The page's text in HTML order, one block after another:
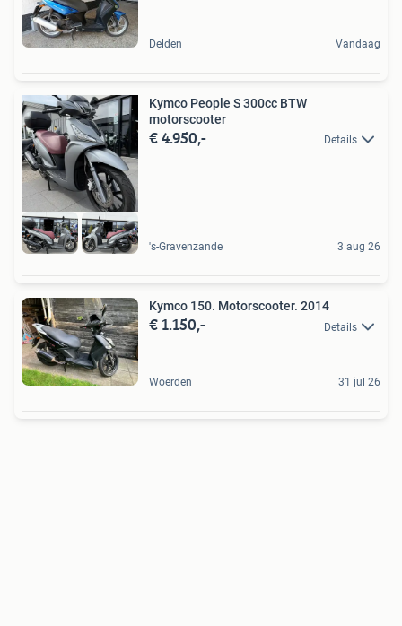
Delden Vandaag
Kymco People S 300cc BTW
motorscooter
€ 4.950,- Details
's-Gravenzande 3 aug 26
Kymco 150. Motorscooter. 2014
€ 1.150,- Details
Woerden 31 jul 26